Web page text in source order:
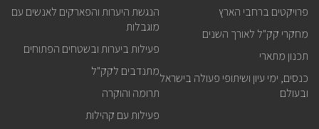
פרויקטים ברחבי הארץ
מחקרי קק"ל לאורך השנים
תכנון מתארי
כנסים, ימי עיון ושיתופי פעולה בישראל
ובעולם
הנגשת היערות והפארקים לאנשים עם
מוגבלות
פעילות ביערות ובשטחים הפתוחים
מתנדבים לקק"ל
תרומה והוקרה
פעילות עם קהילות